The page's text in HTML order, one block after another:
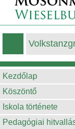
Kezdőlap
Köszöntő
Iskola története
Pedagógiai